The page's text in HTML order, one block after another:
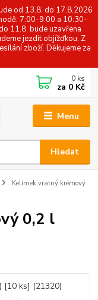
od 13.8. do 17.8.2026
7:00-9:00 a 10:30-
11.8. bude uzavřena
jezdit objížďkou. Z
zboží. Děkujeme za
Menu
Hledat
0 ks
za 0 Kč
Kelímek vratný krémový
0,2 l